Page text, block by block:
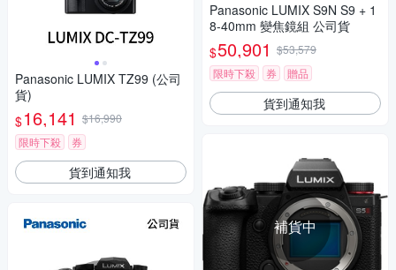
Panasonic LUMIX TZ99 (公司
貨)
$16,141 $16,990
限時下殺
券
貨到通知我
Panasonic LUMIX S9N S9 + 1
8-40mm 變焦鏡組 公司貨
$50,901 $53,579
限時下殺
券 贈品
貨到通知我
補貨中